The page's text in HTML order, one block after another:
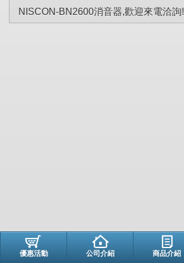
NISCON-BN2600消音器,歡迎來電洽詢!
優惠活動 公司介紹 商品介紹